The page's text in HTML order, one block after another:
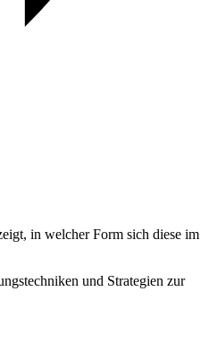
in welcher Form sich diese im
und Strategien zur